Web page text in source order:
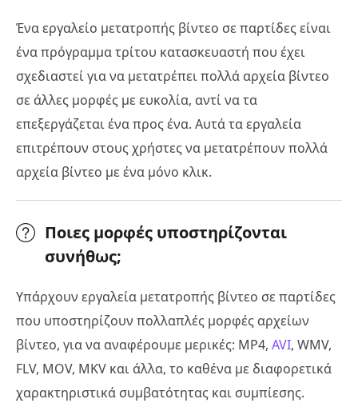
Ένα εργαλείο μετατροπής βίντεο σε παρτίδες είναι
ένα πρόγραμμα τρίτου κατασκευαστή που έχει
σχεδιαστεί για να μετατρέπει πολλά αρχεία βίντεο
σε άλλες μορφές με ευκολία, αντί να τα
επεξεργάζεται ένα προς ένα. Αυτά τα εργαλεία
επιτρέπουν στους χρήστες να μετατρέπουν πολλά
αρχεία βίντεο με ένα μόνο κλικ.
Ποιες μορφές υποστηρίζονται
συνήθως;
Υπάρχουν εργαλεία μετατροπής βίντεο σε παρτίδες
που υποστηρίζουν πολλαπλές μορφές αρχείων
βίντεο, για να αναφέρουμε μερικές: MP4, AVI, WMV,
FLV, MOV, MKV και άλλα, το καθένα με διαφορετικά
χαρακτηριστικά συμβατότητας και συμπίεσης.